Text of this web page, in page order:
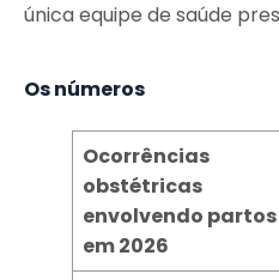
única equipe de saúde
Os números
Ocorrências
obstétricas
envolvendo partos
em 2026